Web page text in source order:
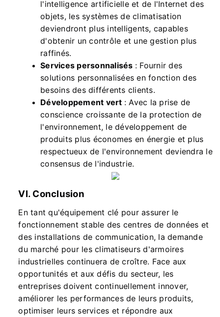
l'intelligence artificielle et de l'Internet des
objets, les systèmes de climatisation
deviendront plus intelligents, capables
d'obtenir un contrôle et une gestion plus
raffinés.
Services personnalisés : Fournir des
solutions personnalisées en fonction des
besoins des différents clients.
Développement vert : Avec la prise de
conscience croissante de la protection de
l'environnement, le développement de
produits plus économes en énergie et plus
respectueux de l'environnement deviendra le
consensus de l'industrie.
VI. Conclusion
En tant qu'équipement clé pour assurer le
fonctionnement stable des centres de données et
des installations de communication, la demande
du marché pour les climatiseurs d'armoires
industrielles continuera de croître. Face aux
opportunités et aux défis du secteur, les
entreprises doivent continuellement innover,
améliorer les performances de leurs produits,
optimiser leurs services et répondre aux